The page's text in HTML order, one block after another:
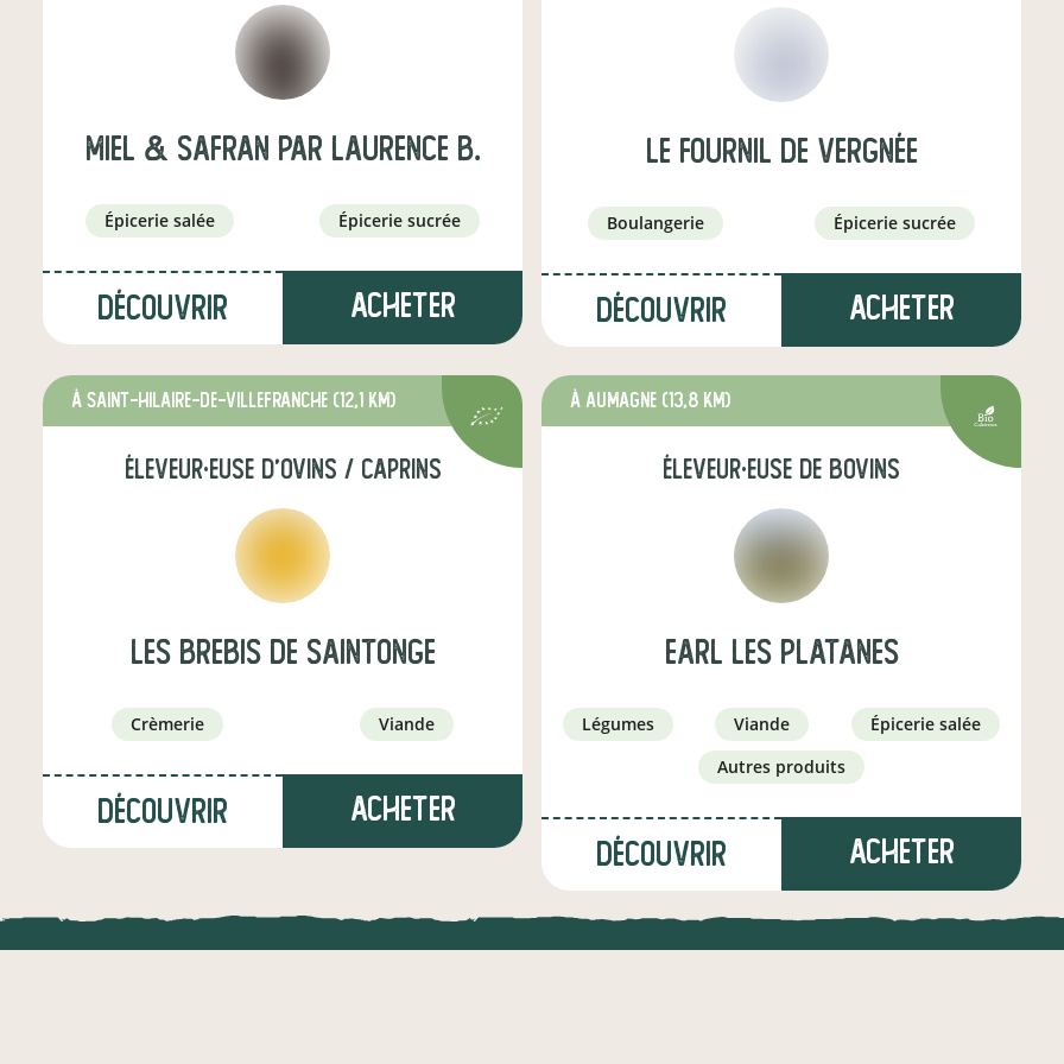
Miel & Safran par Laurence B.
épicerie salée épicerie sucrée
Découvrir Acheter
Le Fournil de Vergnée
boulangerie épicerie sucrée
Découvrir Acheter
à Saint-Hilaire-de-Villefranche (12,1 km)
éleveur·euse d'ovins / caprins
Les Brebis de Saintonge
crèmerie viande
Découvrir Acheter
à Aumagne (13,8 km)
éleveur·euse de bovins
earl les platanes
légumes viande
épicerie salée
autres produits
Découvrir Acheter
à Nercillac(15,8 km) à Taillebourg(16,4 km)